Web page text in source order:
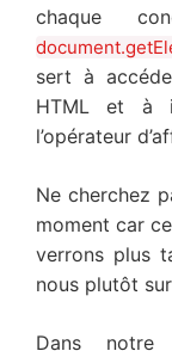
chaque
sert à
HTML et à
l’opérateur
Ne cherchez
moment car
verrons plus
nous plutôt
Dans notre